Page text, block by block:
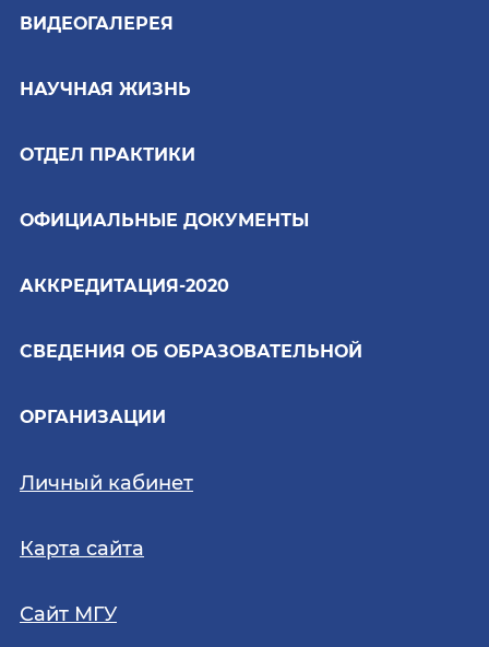
ВИДЕОГАЛЕРЕЯ
НАУЧНАЯ ЖИЗНЬ
ОТДЕЛ ПРАКТИКИ
ОФИЦИАЛЬНЫЕ ДОКУМЕНТЫ
АККРЕДИТАЦИЯ-2020
СВЕДЕНИЯ ОБ ОБРАЗОВАТЕЛЬНОЙ
ОРГАНИЗАЦИИ
Личный кабинет
Карта сайта
Сайт МГУ